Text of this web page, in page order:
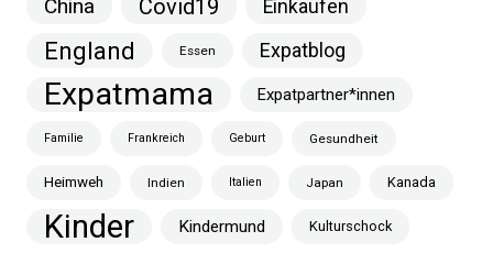
China
Covid19 Einkaufen
England Essen Expatblog
Expatmama Expatpartner*innen
Familie Frankreich Geburt Gesundheit
Heimweh Indien Italien Japan Kanada
Kinder Kindermund Kulturschock